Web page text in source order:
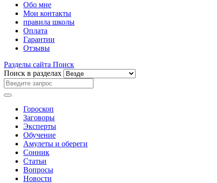
Обо мне
Мои контакты
правила школы
Оплата
Гарантии
Отзывы
Разделы сайта Поиск
Поиск в разделах
Гороскоп
Заговоры
Эксперты
Обучение
Амулеты и обереги
Сонник
Статьи
Вопросы
Новости